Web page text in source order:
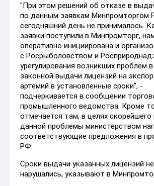
"При этом решений об отказе в
по данным заявкам Минпромторгом
сегодняшний день не принималось.
заявки поступили в Минпромторг,
оперативно инициирована и
с Росрыболовством и
урегулирования возникших проблем
законной выдачи лицензий на
артемий в установленные сроки", -
подчеркивается в сообщении
промышленного ведомства. Кроме
отмечается там, в целях скорейшего
данной проблемы министерством
соответствующие предложения в
РФ.
Сроки выдачи указанных лицензий не
нарушались, указывают в